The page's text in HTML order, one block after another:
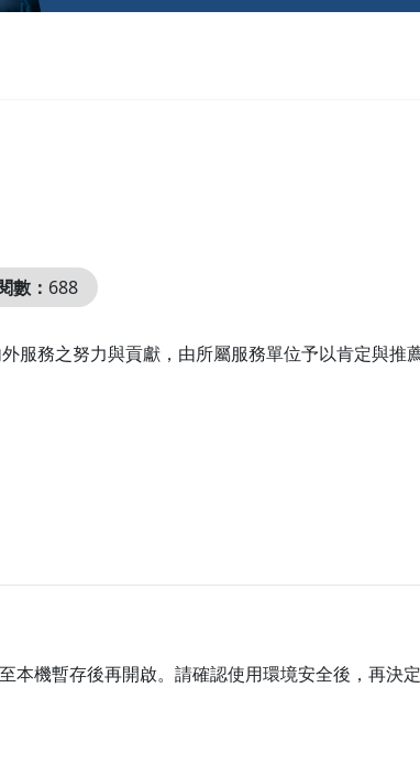
數： 688
服務之努力與貢獻，由所屬服務單位予以肯定與
機暫存後再開啟。請確認使用環境安全後，再決定